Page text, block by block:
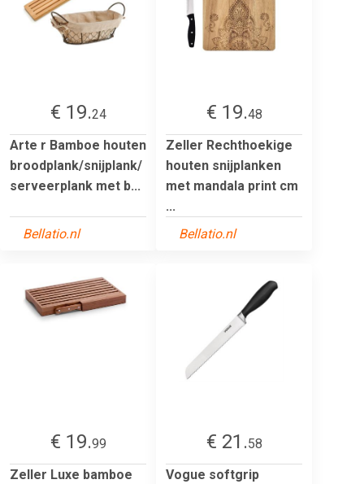
€ 19.24
Arte r Bamboe houten
broodplank/snijplank/
serveerplank met b...
Bellatio.nl
€ 19.48
Zeller Rechthoekige
houten snijplanken
met mandala print cm
...
Bellatio.nl
€ 19.99
Zeller Luxe bamboe
€ 21.58
Vogue softgrip